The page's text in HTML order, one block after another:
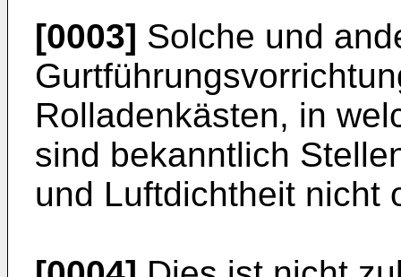
[0003] Solche und
Rolladenkästen, in
sind bekanntlich
und Luftdichtheit nicht